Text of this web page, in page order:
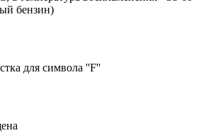
бензин)
для символа ''F''